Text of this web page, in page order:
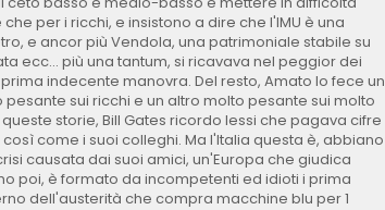
per i ricchi, e insistono a dire che l'IMU è una
e ancor più Vendola, una patrimoniale stabile su
ecc... più una tantum, si ricavava nel peggior dei
indecente manovra. Del resto, Amato lo fece un
sui ricchi e un altro molto pesante sui molto
storie, Bill Gates ricordo lessi che pagava cifre
come i suoi colleghi. Ma l'Italia questa è, abbiano
causata dai suoi amici, un'Europa che giudica
poi, è formato da incompetenti ed idioti i prima
dell'austerità che compra macchine blu per 1